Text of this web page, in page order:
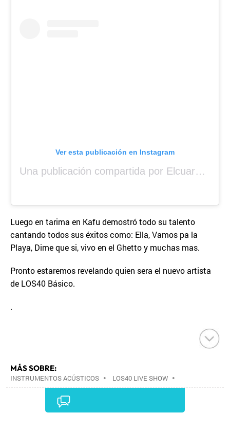
Ver esta publicación en Instagram
Una publicación compartida por Elcuara (@elcuara.25)
Luego en tarima en Kafu demostró todo su talento
cantando todos sus éxitos como: Ella, Vamos pa la
Playa, Dime que si, vivo en el Ghetto y muchas mas.
Pronto estaremos revelando quien sera el nuevo artista
de LOS40 Básico.
.
MÁS SOBRE:
INSTRUMENTOS ACÚSTICOS • LOS40 LIVE SHOW •
CONCIERTOS•LOS40•EVENTOS MUSICALES•
•AGENDA CULTURAL
•PRISA MEDIA•MÚSICA•GRUPO